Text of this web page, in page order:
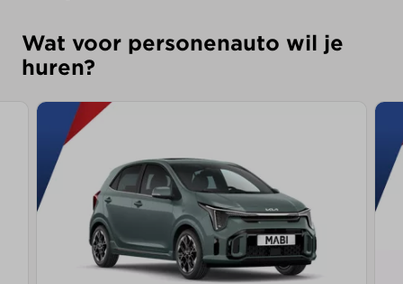
Wat voor personenauto wil je
huren?